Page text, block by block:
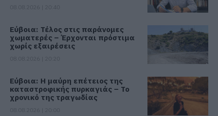
Εύβοια: Τέλος στις παράνομες
χωματερές – Έρχονται πρόστιμα
χωρίς εξαιρέσεις
Εύβοια: Η μαύρη επέτειος της
καταστροφικής πυρκαγιάς – Το
χρονικό της τραγωδίας